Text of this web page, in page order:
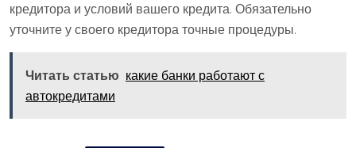
кредитора и условий вашего кредита. Обязательно
уточните у своего кредитора точные процедуры.
Читать статью какие банки работают с
автокредитами